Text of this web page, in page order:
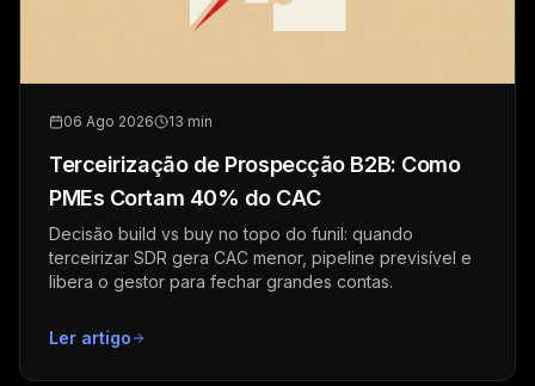
06 Ago 2026 13 min
Terceirização de Prospecção B2B: Como
PMEs Cortam 40% do CAC
Decisão build vs buy no topo do funil: quando
terceirizar SDR gera CAC menor, pipeline previsível e
libera o gestor para fechar grandes contas.
Ler artigo